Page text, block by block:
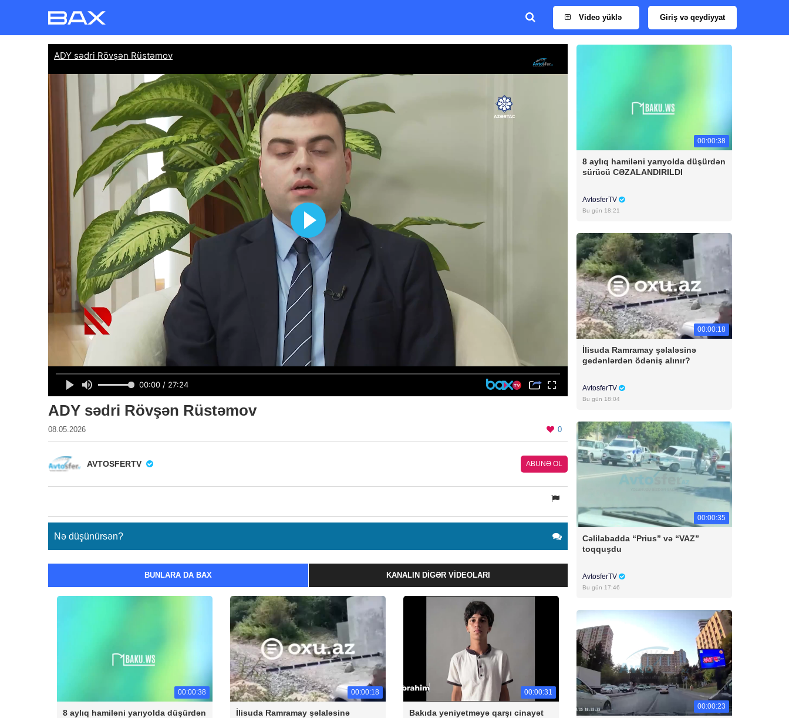
Video yüklə Giriş və qeydiyyat
ADY sədri Rövşən Rüstəmov
08.05.2026 0
AVTOSFERTV ABUNƏ OL
Nə düşünürsən?
BUNLARA DA BAX KANALIN DIGƏR VIDEOLARI
00:00:38
8 aylıq hamiləni yarıyolda düşürdən
00:00:18
İlisuda Ramramay şəlaləsinə
00:00:31
Bakıda yeniyetməyə qarşı cinayət
00:00:38
8 aylıq hamiləni yarıyolda düşürdən
sürücü CƏZALANDIRILDI
AvtosferTV
Bu gün 18:21
00:00:18
İlisuda Ramramay şəlaləsinə
gedənlərdən ödəniş alınır?
AvtosferTV
Bu gün 18:04
00:00:35
Cəlilabadda “Prius” və “VAZ”
toqquşdu
AvtosferTV
Bu gün 17:46
00:00:23